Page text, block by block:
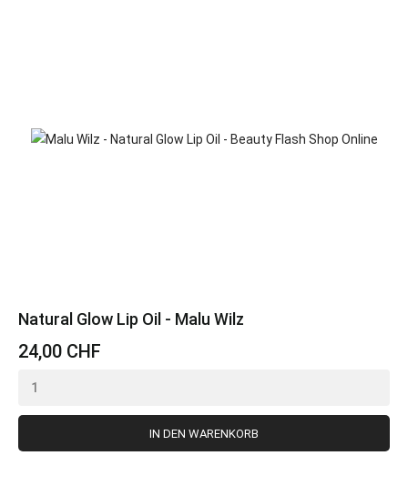
Natural Glow Lip Oil - Malu Wilz
24,00 CHF
IN DEN WARENKORB